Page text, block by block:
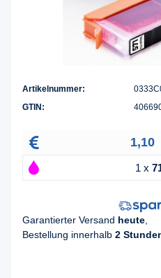
Artikelnummer:
GTIN:
1,10
1 x
Garantierter Versand heute
Bestellung innerhalb 2